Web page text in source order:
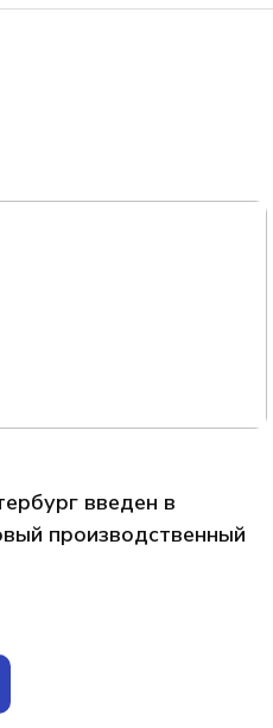
введен в
производственный